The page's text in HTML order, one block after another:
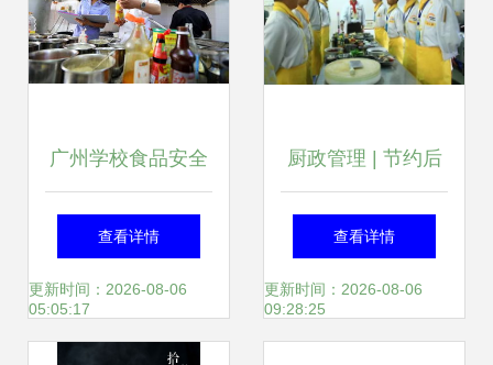
广州学校食品安全
专项检查显成效 约
96%问题已整改合
查看详情
更新时间：2026-08-06
05:05:17
厨政管理 | 节约后
厨成本并不难，这
六招足矣！
查看详情
更新时间：2026-08-06
09:28:25